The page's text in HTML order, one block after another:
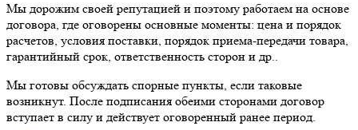
Мы дорожим своей репутацией и поэтому работаем на основе
договора, где оговорены основные моменты: цена и порядок
расчетов, условия поставки, порядок приема-передачи товара,
гарантийный срок, ответственность сторон и др..
Мы готовы обсуждать спорные пункты, если таковые
возникнут. После подписания обеими сторонами договор
вступает в силу и действует оговоренный ранее период.